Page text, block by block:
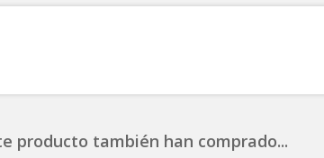
producto también han comprado...